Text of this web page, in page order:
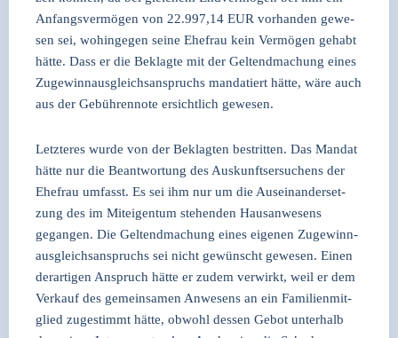
Anfangs­ver­mö­gen von 22.997,14 EUR vor­han­den gewe­
sen sei, wohin­ge­gen sei­ne Ehe­frau kein Ver­mö­gen gehabt
hät­te. Dass er die Beklag­te mit der Gel­tend­ma­chung eines
Zuge­winn­aus­gleichs­an­spruchs man­da­tiert hät­te, wäre auch
aus der Gebüh­ren­no­te ersicht­lich gewe­sen.
Letz­te­res wur­de von der Beklag­ten bestrit­ten. Das Man­dat
hät­te nur die Beant­wor­tung des Aus­kunfts­er­su­chens der
Ehe­frau umfasst. Es sei ihm nur um die Aus­ein­an­der­set­
zung des im Mit­ei­gen­tum ste­hen­den Haus­an­we­sens
gegan­gen. Die Gel­tend­ma­chung eines eige­nen Zuge­winn­
aus­gleichs­an­spruchs sei nicht gewünscht gewe­sen. Einen
der­ar­ti­gen Anspruch hät­te er zudem ver­wirkt, weil er dem
Ver­kauf des gemein­sa­men Anwe­sens an ein Fami­li­en­mit­
glied zuge­stimmt hät­te, obwohl des­sen Gebot unter­halb